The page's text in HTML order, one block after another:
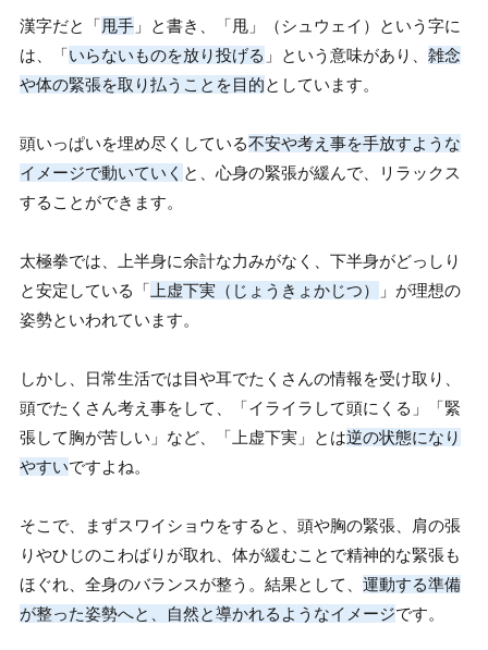
漢字だと「甩手 」と書き、「甩」（シュウェイ）という字に
は、「いらないものを放り投げる 」という意味があり、 雑念
や体の緊張を取り払うことを目的としています。
頭いっぱいを埋め尽くしている不安や考え事を手放すような
イメージで動いていく と、心身の緊張が緩んで、リラックス
することができます。
太極拳では、上半身に余計な力みがなく、下半身がどっしり
と安定している「 上虚下実（じょうきょかじつ）
」が理想の
姿勢といわれています。
しかし、日常生活では目や耳でたくさんの情報を受け取り、
頭でたくさん考え事をして、「イライラして頭にくる」「緊
張して胸が苦しい」など、「上虚下実」とは逆の状態になり
やすいですよね。
そこで、まずスワイショウをすると、頭や胸の緊張、肩の張
りやひじのこわばりが取れ、体が緩むことで精神的な緊張も
ほぐれ、全身のバランスが整う。結果として、 運動する準備
が整った姿勢へと、自然と導かれるようなイメージです。